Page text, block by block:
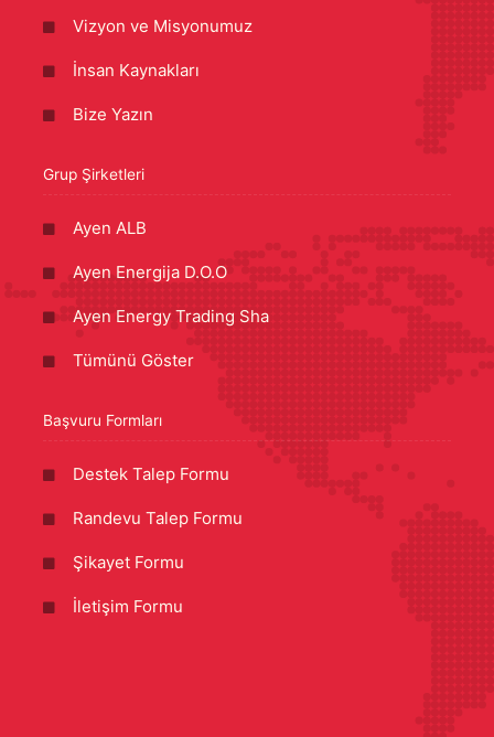
Vizyon ve Misyonumuz
İnsan Kaynakları
Bize Yazın
Grup Şirketleri
Ayen ALB
Ayen Energija D.O.O
Ayen Energy Trading Sha
Tümünü Göster
Başvuru Formları
Destek Talep Formu
Randevu Talep Formu
Şikayet Formu
İletişim Formu